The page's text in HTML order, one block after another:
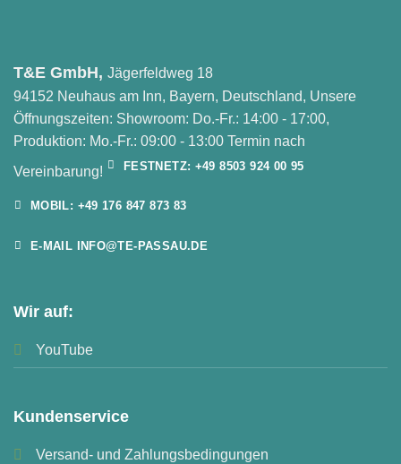
T&E GmbH, Jägerfeldweg 18
94152 Neuhaus am Inn, Bayern, Deutschland, Unsere
Öffnungszeiten: Showroom: Do.-Fr.: 14:00 - 17:00,
Produktion: Mo.-Fr.: 09:00 - 13:00 Termin nach
Vereinbarung!
FESTNETZ: +49 8503 924 00 95
MOBIL: +49 176 847 873 83
E-MAIL INFO@TE-PASSAU.DE
Wir auf:
YouTube
Kundenservice
Versand- und Zahlungsbedingungen